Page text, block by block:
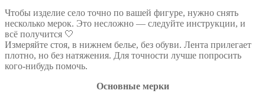
Чтобы изделие село точно по вашей фигуре, нужно снять
несколько мерок. Это несложно — следуйте инструкции, и
всё получится 🤍
Измеряйте стоя, в нижнем белье, без обуви. Лента прилегает
плотно, но без натяжения. Для точности лучше попросить
кого-нибудь помочь.
Основные мерки